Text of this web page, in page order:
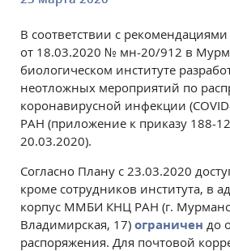
В соответствии с
от 18.03.2020 № мн-20/912 в
биологическом институте
неотложных мероприятий по
коронавирусной инфекции
РАН (приложение к приказу 188-
20.03.2020).
Согласно Плану с 23.03.2020
кроме сотрудников института, в
корпус ММБИ КНЦ РАН (г.
Владимирская, 17) ограничен до
распоряжения. Для почтовой